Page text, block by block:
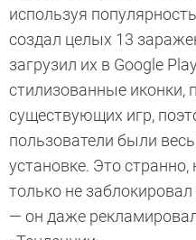
используя
создал целых 13
загрузил их в Google
стилизованные иконки,
существующих игр,
пользователи были
установке. Это странно,
только не
— он даже